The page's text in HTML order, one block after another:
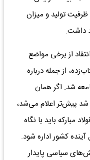
تولید و میزان
داشت.
از برخی مواضع
از جمله درباره
شد. اگر همان
شد پیش‌تر اعلام می‌شد،
مبارکه باید با نگاه
کشور اداره شود.
سیاسی پایدار